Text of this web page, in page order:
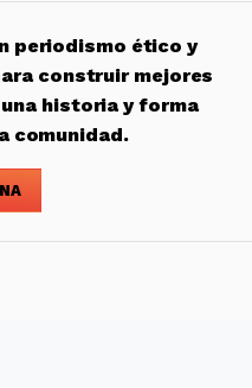
periodismo ético y
construir mejores
historia y forma
comunidad.